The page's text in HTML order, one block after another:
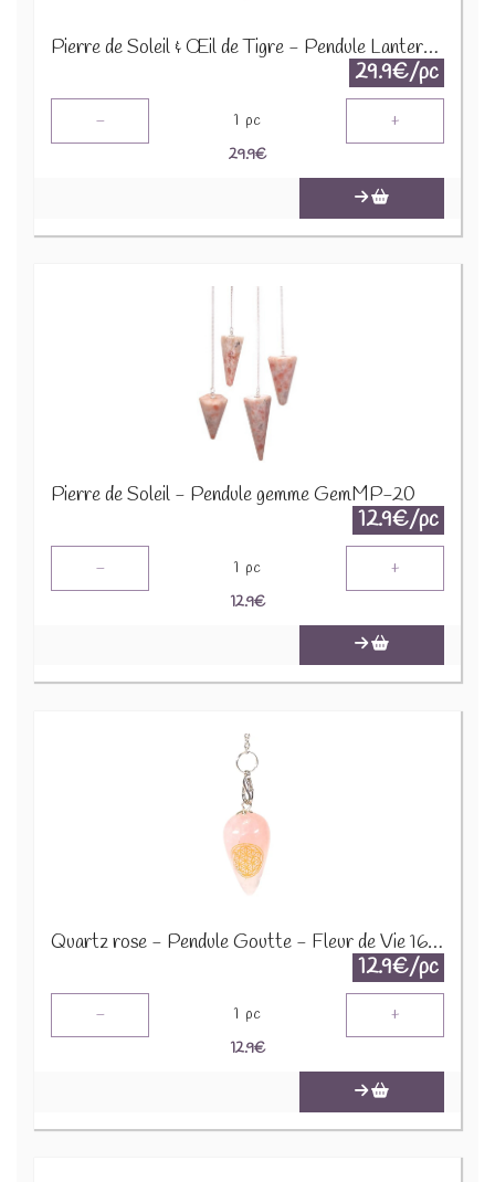
Pierre de Soleil & Œil de Tigre - Pendule Lanterne de Vie SpecMP-65
29.9€/pc
- 1 pc +
29.9€
Pierre de Soleil - Pendule gemme GemMP-20
12.9€/pc
- 1 pc +
12.9€
Quartz rose - Pendule Goutte - Fleur de Vie 16065
12.9€/pc
- 1 pc +
12.9€